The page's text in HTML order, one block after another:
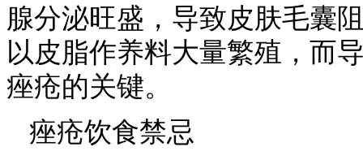
腺分泌旺盛，导致皮肤毛囊
以皮脂作养料大量繁殖，而
痤疮的关键。
痤疮饮食禁忌